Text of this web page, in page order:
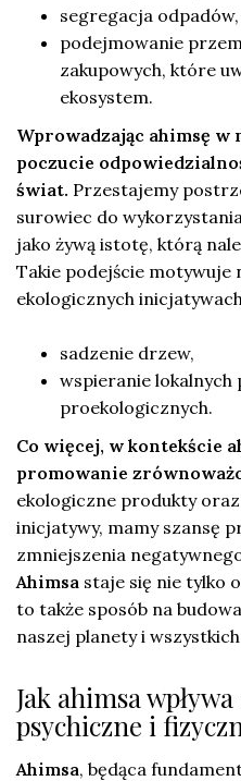
segregacja odpadów,
podejmowanie
zakupowych, które
ekosystem.
Wprowadzając ahimsę
poczucie
świat. Przestajemy
surowiec do
jako żywą istotę, którą
Takie podejście motywuje
ekologicznych
sadzenie drzew,
wspieranie
proekologicznych.
Co więcej, w kontekście
promowanie
ekologiczne produkty
inicjatywy, mamy szansę
zmniejszenia
Ahimsa staje się nie tylko
to także sposób na
naszej planety i
Jak ahimsa
psychiczne i
Ahimsa, będąca